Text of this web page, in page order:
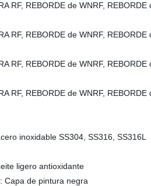
RF, REBORDE de WNRF,
RF, REBORDE de WNRF,
RF, REBORDE de WNRF,
RF, REBORDE de WNRF,
inoxidable SS304, SS316, SS316L
ligero antioxidante
Capa de pintura negra